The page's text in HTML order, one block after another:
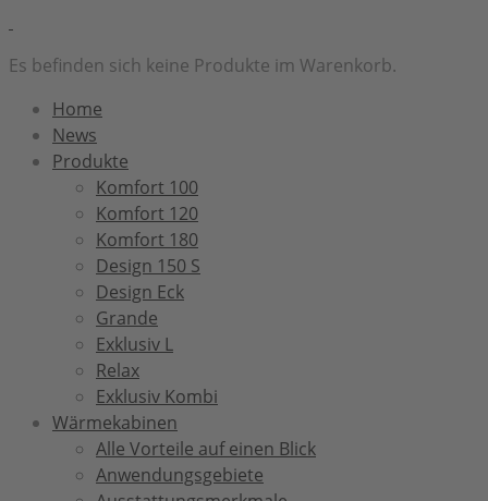
Es befinden sich keine Produkte im Warenkorb.
Home
News
Produkte
Komfort 100
Komfort 120
Komfort 180
Design 150 S
Design Eck
Grande
Exklusiv L
Relax
Exklusiv Kombi
Wärmekabinen
Alle Vorteile auf einen Blick
Anwendungsgebiete